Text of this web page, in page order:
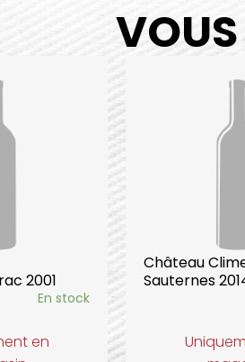
2001
En stock
en
Château
Sauternes